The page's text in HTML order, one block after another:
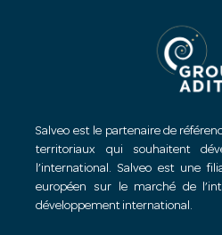
Salveo est le partenaire de
territoriaux qui souhaitent
l’international. Salveo est une
européen sur le marché de
développement international.